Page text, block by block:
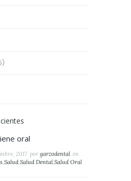
oral
2017 por garzodental en
,Salud,Salud Dental,Salud Oral